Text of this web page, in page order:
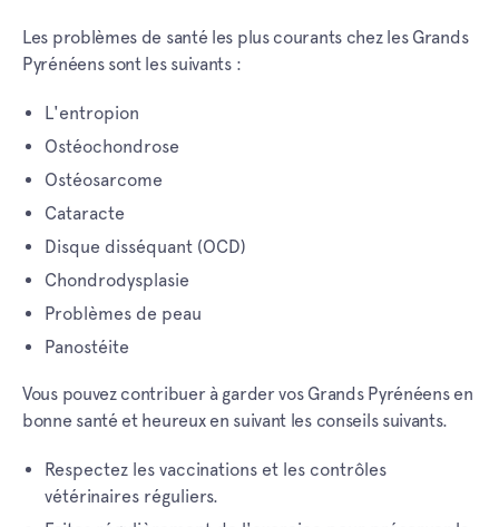
Les problèmes de santé les plus courants chez les Grands
Pyrénéens sont les suivants :
L'entropion
Ostéochondrose
Ostéosarcome
Cataracte
Disque disséquant (OCD)
Chondrodysplasie
Problèmes de peau
Panostéite
Vous pouvez contribuer à garder vos Grands Pyrénéens en
bonne santé et heureux en suivant les conseils suivants.
Respectez les vaccinations et les contrôles
vétérinaires réguliers.